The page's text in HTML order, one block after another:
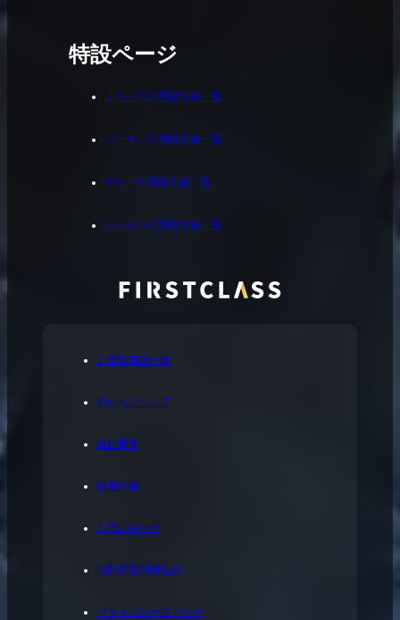
お買取実績一覧
私たちについて
会社概要
採用情報
お問い合わせ
宅配買取利用規約
プライバシーポリシー
特設ページ
エルメスの買取実績一覧
バーキンの買取実績一覧
ケリーの買取実績一覧
シャネルの買取実績一覧